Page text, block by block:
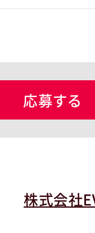
応募する
株式会社